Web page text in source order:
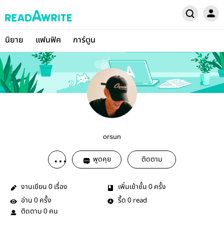
นิยาย แฟนฟิค การ์ตูน
orsun
พูดคุย ติดตาม
งานเขียน 0 เรื่อง เพิ่มเข้าชั้น 0 ครั้ง
อ่าน 0 ครั้ง รี้ด 0 read
ติดตาม 0 คน